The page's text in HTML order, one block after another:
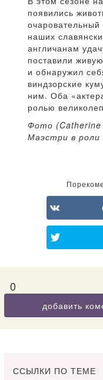
появились
очаровательный
наших
англичанам
поставили
и обнаружил
виндзорские
ним. Оба
ролью
Фото
Маэстри в
0
добавить
ССЫЛКИ ПО ТЕМЕ